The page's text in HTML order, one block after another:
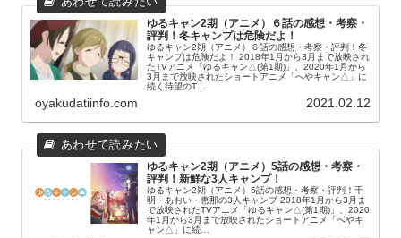
ゆるキャン2期（アニメ）６話の感想・考察・
評判！冬キャンプは危険だよ！
ゆるキャン2期（アニメ）６話の感想・考察・評判！冬
キャンプは危険だよ！ 2018年1月から3月まで放映され
たTVアニメ「ゆるキャン△(第1期)」、2020年1月から
3月まで放映されたショートアニメ「へやキャン△」に
続く待望のT…
oyakudatiinfo.com 2021.02.12
ゆるキャン2期（アニメ）5話の感想・考察・
評判！新鮮な3人キャンプ！
ゆるキャン2期（アニメ）5話の感想・考察・評判！千
明・あおい・恵那の3人キャンプ 2018年1月から3月ま
で放映されたTVアニメ「ゆるキャン△(第1期)」、2020
年1月から3月まで放映されたショートアニメ「へやキ
ャン△」に続…